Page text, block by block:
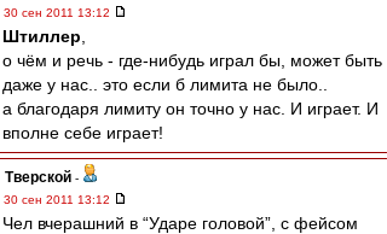
30 сен 2011 13:12
Штиллер
о чём и речь - где-нибудь играл бы, может быть
даже у нас.. это если б лимита не было..
а благодаря лимиту он точно у нас. И играет. И
вполне себе играет!
Тверской -
30 сен 2011 13:12
Чел вчерашний в “Ударе головой”, с фейсом